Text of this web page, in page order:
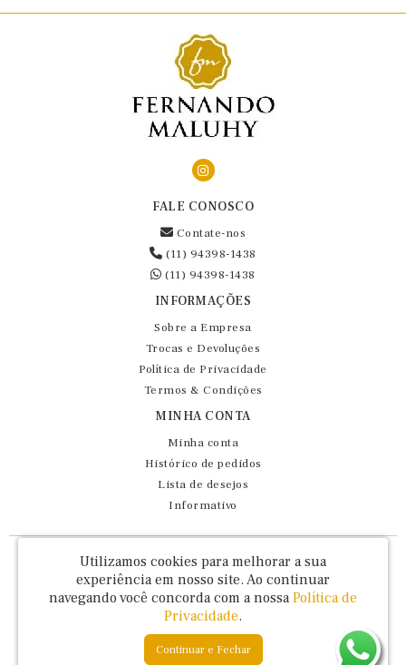
FALE CONOSCO
Contate-nos
(11) 94398-1438
(11) 94398-1438
INFORMAÇÕES
Sobre a Empresa
Trocas e Devoluções
Política de Privacidade
Termos & Condições
MINHA CONTA
Minha conta
Histórico de pedidos
Lista de desejos
Informativo
Fernando Maluhy Cia Ltda - CNPJ: 60.458.825/0001-86
Rua Dr Euclydes da Cunha, 47 - Brás - São Paulo / SP - CEP 03016-030
Fernando Maluhy © 2026
Utilizamos cookies para melhorar a sua
experiência em nosso site. Ao continuar
navegando você concorda com a nossa Política de
Privacidade.
Continuar e Fechar